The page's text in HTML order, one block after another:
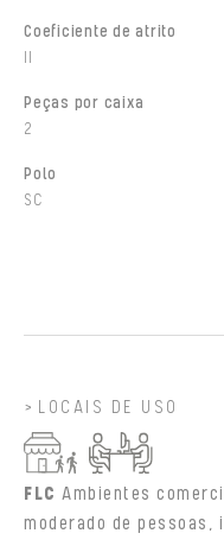
Coeficiente de atrito
Peças por caixa
2
Polo
SC
LOCAIS DE USO
FLC Ambientes
moderado de pessoas,